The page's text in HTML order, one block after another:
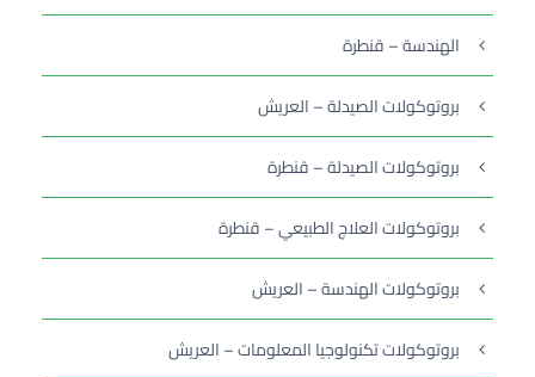
الهندسة – قنطرة
بروتوكولات الصيدلة – العريش
بروتوكولات الصيدلة – قنطرة
بروتوكولات العلاج الطبيعي – قنطرة
بروتوكولات الهندسة – العريش
بروتوكولات تكنولوجيا المعلومات – العريش